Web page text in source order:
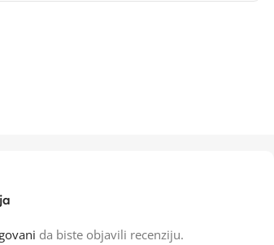
da biste objavili recenziju.